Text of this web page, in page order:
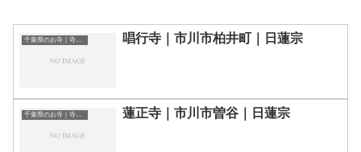
千葉県のお寺｜寺院一覧 唱行寺｜市川市柏井町｜日蓮宗
千葉県のお寺｜寺院一覧 蓮正寺｜市川市曽谷｜日蓮宗